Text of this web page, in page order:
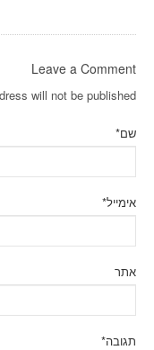
Leave a Comment
will not be published.
שם*
אימייל*
אתר
תגובה*